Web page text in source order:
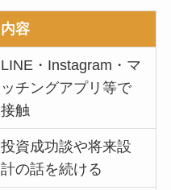
内容
LINE・Instagram・マ
ッチングアプリ等で
接触
投資成功談や将来設
計の話を続ける